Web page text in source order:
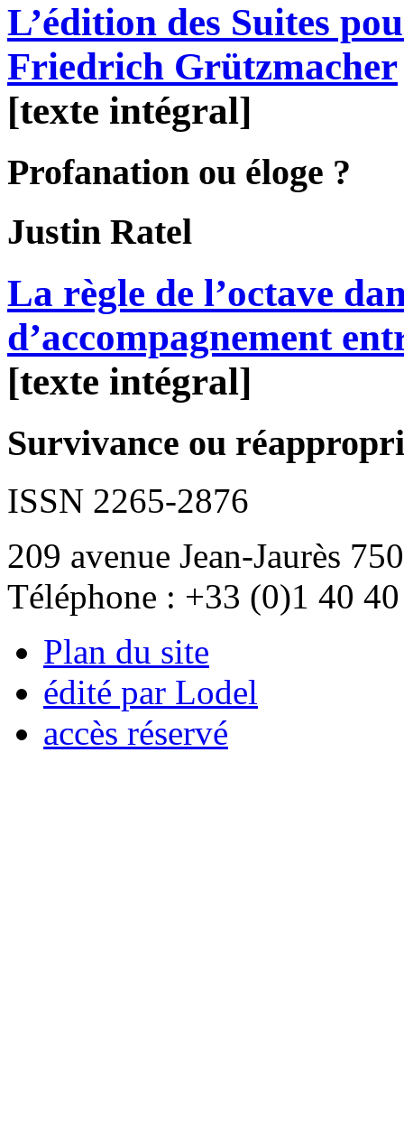
L’édition des Suites
Friedrich Grützmacher
[texte intégral]
Profanation ou éloge ?
Justin Ratel
La règle de l’octave
d’accompagnement
[texte intégral]
Survivance ou
ISSN 2265-2876
209 avenue Jean-Jaurès
Téléphone : +33 (0)1 40
Plan du site
édité par Lodel
accès réservé